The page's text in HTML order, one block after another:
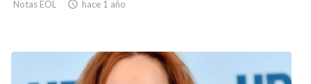
Notas EOL  hace 1 año